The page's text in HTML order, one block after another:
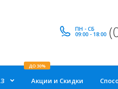
ПН - СБ
09:00 - 18:00
Акции и Скидки
ДО 30%